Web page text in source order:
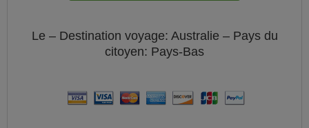
Le – Destination voyage: Australie – Pays du
citoyen: Pays-Bas